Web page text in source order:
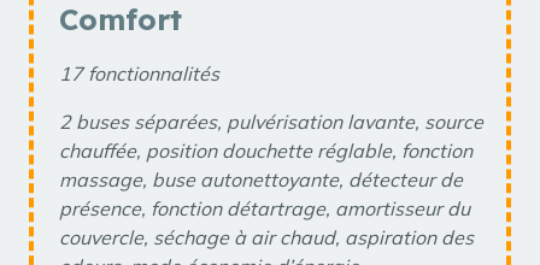
Comfort
17 fonctionnalités
2 buses séparées, pulvérisation lavante, source
chauffée, position douchette réglable, fonction
massage, buse autonettoyante, détecteur de
présence, fonction détartrage, amortisseur du
couvercle, séchage à air chaud, aspiration des